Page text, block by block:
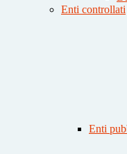
Enti controllati
Enti